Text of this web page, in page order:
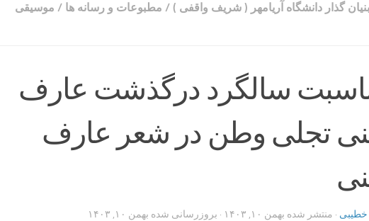
گذار دانشگاه آریامهر ( شریف واقفی ) / مطبوعات و رسانه ها / موسیقی
سالگرد درگذشت عارف
تجلی وطن در شعر عارف
· منتشر شده بهمن ۱۰, ۱۴۰۳ · بروزرسانی شده بهمن ۱۰, ۱۴۰۳